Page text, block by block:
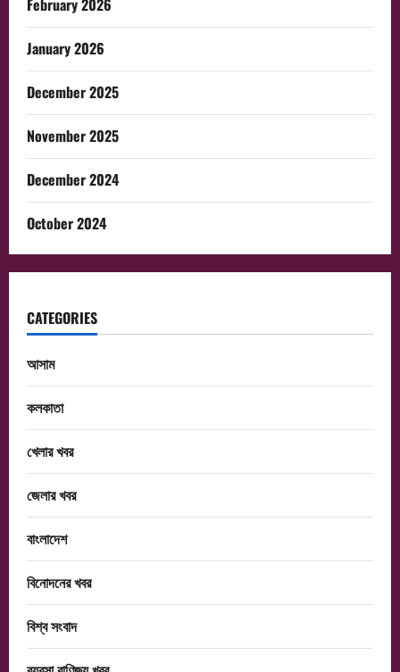
February 2026
January 2026
December 2025
November 2025
December 2024
October 2024
CATEGORIES
আসাম
কলকাতা
খেলার খবর
জেলার খবর
বাংলাদেশ
বিনোদনের খবর
বিশ্ব সংবাদ